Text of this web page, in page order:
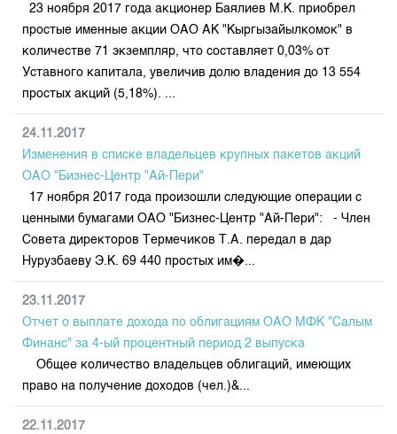
Cтратегия развития
Корпоративные документы
Контакты
Пресс-клуб
25 лет ЗАО КФБ
Котировки по ЦБ
Котировки по драг. металлам
Расписание аукционов по ГЦБ
Результаты аукционов ГЦБ
Объем ГЦБ в обращении
Результаты аукционов по депозитам
23 ноября 2017 года акционер Баялиев М.К. приобрел
простые именные акции ОАО АК "Кыргызайылкомок" в
количестве 71 экземпляр, что составляет 0,03% от
Уставного капитала, увеличив долю владения до 13 554
простых акций (5,18%). ...
24.11.2017
Изменения в списке владельцев крупных пакетов акций
ОАО "Бизнес-Центр "Ай-Пери"
17 ноября 2017 года произошли следующие операции с
ценными бумагами ОАО "Бизнес-Центр "Ай-Пери": - Член
Совета директоров Термечиков Т.А. передал в дар
Нурузбаеву Э.К. 69 440 простых им�...
23.11.2017
Отчет о выплате дохода по облигациям ОАО МФК "Салым
Финанс" за 4-ый процентный период 2 выпуска
Общее количество владельцев облигаций, имеющих
право на получение доходов (чел.)&...
22.11.2017